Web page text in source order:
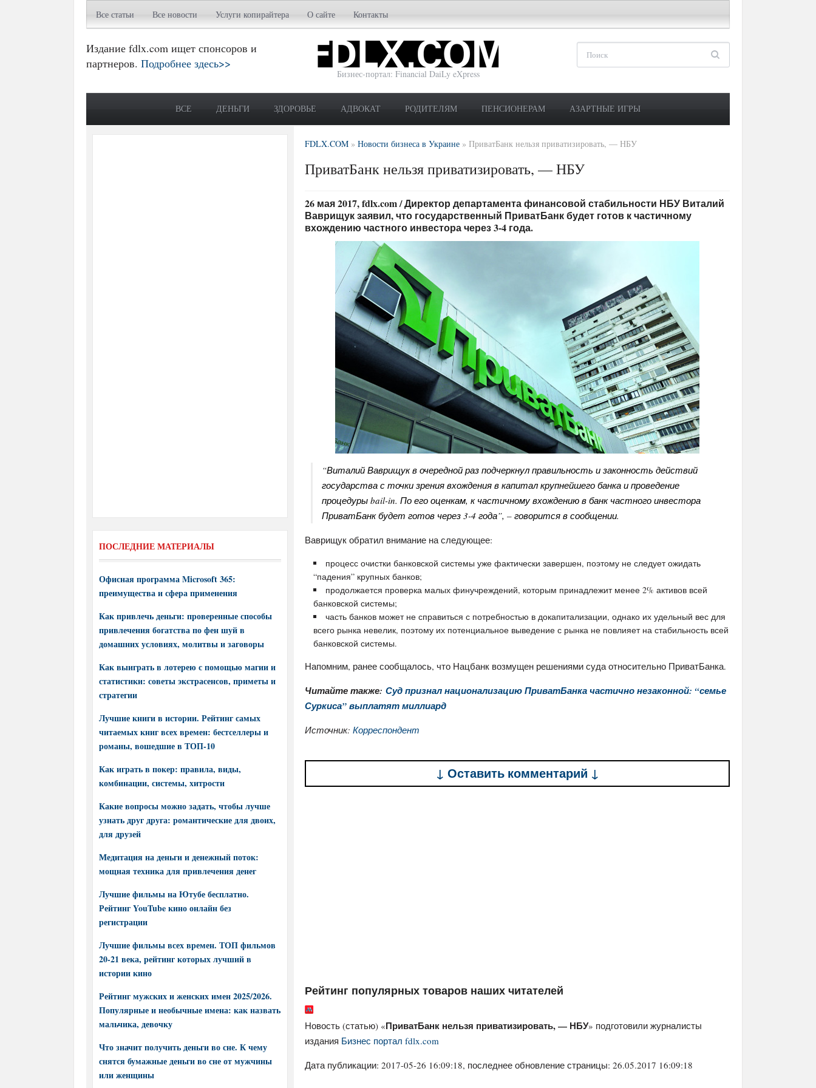
Все статьи Все новости Услуги копирайтера О сайте Контакты
Издание fdlx.com ищет спонсоров и
партнеров. Подробнее здесь>>
Бизнес-портал: Financial DaiLy eXpress
ВСЕ ДЕНЬГИ ЗДОРОВЬЕ АДВОКАТ РОДИТЕЛЯМ ПЕНСИОНЕРАМ АЗАРТНЫЕ ИГРЫ
FDLX.COM » Новости бизнеса в Украине » ПриватБанк нельзя приватизировать, — НБУ
ПриватБанк нельзя приватизировать, — НБУ
26 мая 2017, fdlx.com / Директор департамента финансовой стабильности НБУ Виталий
Ваврищук заявил, что государственный ПриватБанк будет готов к частичному
вхождению частного инвестора через 3-4 года.
“Виталий Ваврищук в очередной раз подчеркнул правильность и законность действий
государства с точки зрения вхождения в капитал крупнейшего банка и проведение
процедуры bail-in. По его оценкам, к частичному вхождению в банк частного инвестора
ПриватБанк будет готов через 3-4 года”, – говорится в сообщении.
Ваврищук обратил внимание на следующее:
процесс очистки банковской системы уже фактически завершен, поэтому не следует ожидать
“падения” крупных банков;
продолжается проверка малых финучреждений, которым принадлежит менее 2% активов всей
банковской системы;
часть банков может не справиться с потребностью в докапитализации, однако их удельный вес для
всего рынка невелик, поэтому их потенциальное выведение с рынка не повлияет на стабильность всей
банковской системы.
Напомним, ранее сообщалось, что Нацбанк возмущен решениями суда относительно ПриватБанка.
Читайте также: Суд признал национализацию ПриватБанка частично незаконной: “семье
Суркиса” выплатят миллиард
Источник: Корреспондент
↓ Оставить комментарий ↓
Рейтинг популярных товаров наших читателей
Новость (статью) «ПриватБанк нельзя приватизировать, — НБУ» подготовили журналисты
издания Бизнес портал fdlx.com
Дата публикации: 2017-05-26 16:09:18, последнее обновление страницы: 26.05.2017 16:09:18
ПОСЛЕДНИЕ МАТЕРИАЛЫ
Офисная программа Microsoft 365:
преимущества и сфера применения
Как привлечь деньги: проверенные способы
привлечения богатства по фен шуй в
домашних условиях, молитвы и заговоры
Как выиграть в лотерею с помощью магии и
статистики: советы экстрасенсов, приметы и
стратегии
Лучшие книги в истории. Рейтинг самых
читаемых книг всех времен: бестселлеры и
романы, вошедшие в ТОП-10
Как играть в покер: правила, виды,
комбинации, системы, хитрости
Какие вопросы можно задать, чтобы лучше
узнать друг друга: романтические для двоих,
для друзей
Медитация на деньги и денежный поток:
мощная техника для привлечения денег
Лучшие фильмы на Ютубе бесплатно.
Рейтинг YouTube кино онлайн без
регистрации
Лучшие фильмы всех времен. ТОП фильмов
20-21 века, рейтинг которых лучший в
истории кино
Рейтинг мужских и женских имен 2025/2026.
Популярные и необычные имена: как назвать
мальчика, девочку
Что значит получить деньги во сне. К чему
снятся бумажные деньги во сне от мужчины
или женщины